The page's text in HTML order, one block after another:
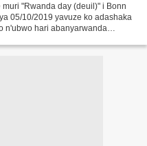
"Rwanda day (deuil)" i Bonn
05/10/2019 yavuze ko adashaka
n'ubwo hari abanyarwanda